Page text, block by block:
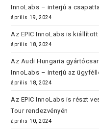
InnoLabs – interjú a csapattal
április 19, 2024
Az EPIC InnoLabs is
április 18, 2024
Az Audi Hungaria
InnoLabs – interjú az
április 18, 2024
Az EPIC InnoLabs is részt
Tour rendezvényén
április 10, 2024